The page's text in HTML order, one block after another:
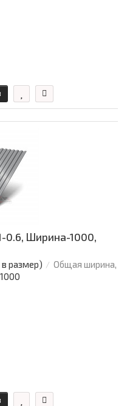
0.6, Ширина-1000,
размер)
Общая ширина,
1000